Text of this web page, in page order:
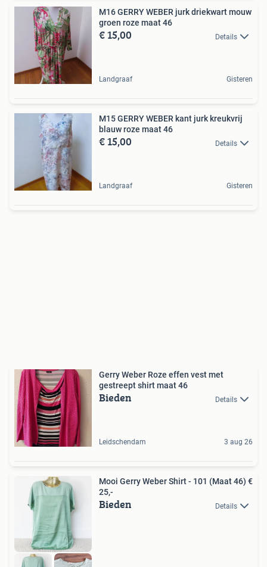
M16 GERRY WEBER jurk driekwart mouw
groen roze maat 46
€ 15,00 Details
Landgraaf Gisteren
M15 GERRY WEBER kant jurk kreukvrij
blauw roze maat 46
€ 15,00 Details
Landgraaf Gisteren
Gerry Weber Roze effen vest met
gestreept shirt maat 46
Bieden Details
Leidschendam 3 aug 26
Mooi Gerry Weber Shirt - 101 (Maat 46) €
25,-
Bieden Details